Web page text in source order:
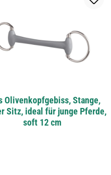
Olivenkopfgebiss, Stange,
Sitz, ideal für junge Pferde,
soft 12 cm